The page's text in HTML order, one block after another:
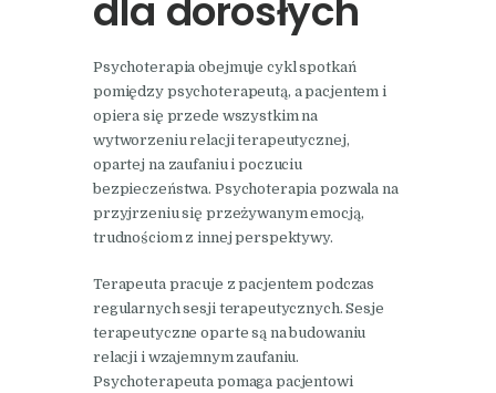
Psychoterapia obejmuje cykl spotkań
pomiędzy psychoterapeutą, a pacjentem i
opiera się przede wszystkim na
wytworzeniu relacji terapeutycznej,
opartej na zaufaniu i poczuciu
bezpieczeństwa. Psychoterapia pozwala na
przyjrzeniu się przeżywanym emocją,
trudnościom z innej perspektywy.
Terapeuta pracuje z pacjentem podczas
regularnych sesji terapeutycznych. Sesje
terapeutyczne oparte są na budowaniu
relacji i wzajemnym zaufaniu.
Psychoterapeuta pomaga pacjentowi